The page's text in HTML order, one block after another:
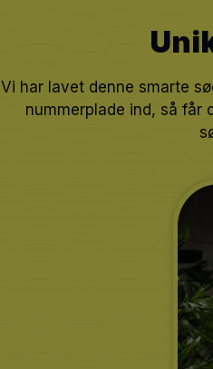
Vi har lavet denne smarte
nummerplade ind, så får